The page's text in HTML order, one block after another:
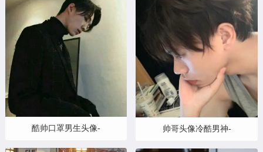
酷帅口罩男生头像- 帅哥头像冷酷男神-